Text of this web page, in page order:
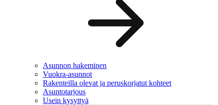
Asunnon hakeminen
Vuokra-asunnot
Rakenteilla olevat ja peruskorjatut kohteet
Asuntotarjous
Usein kysyttyä